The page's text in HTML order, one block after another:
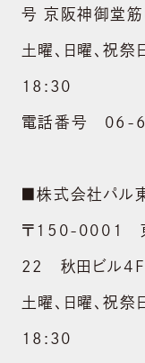
号 京阪神御堂
土曜、日曜、祝
18:30
電話番号 06-
■株式会社パル
〒150-0001
22 秋田ビル4F
土曜、日曜、祝
18:30